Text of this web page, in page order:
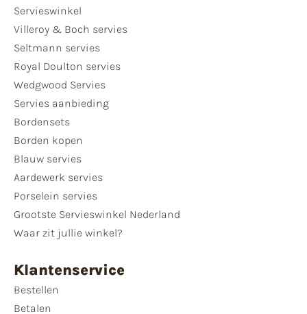
Servieswinkel
Villeroy & Boch servies
Seltmann servies
Royal Doulton servies
Wedgwood Servies
Servies aanbieding
Bordensets
Borden kopen
Blauw servies
Aardewerk servies
Porselein servies
Grootste Servieswinkel Nederland
Waar zit jullie winkel?
Klantenservice
Bestellen
Betalen